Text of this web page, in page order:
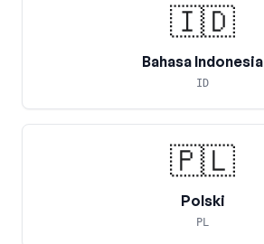
🇮🇩
Bahasa Indonesia
ID
🇵🇱
Polski
PL